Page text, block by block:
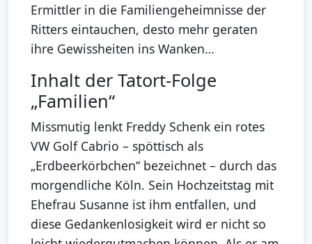
Ermittler in die Familiengeheimnisse der
Ritters eintauchen, desto mehr geraten
ihre Gewissheiten ins Wanken…
Inhalt der Tatort-Folge
„Familien“
Missmutig lenkt Freddy Schenk ein rotes
VW Golf Cabrio – spöttisch als
„Erdbeerkörbchen“ bezeichnet – durch das
morgendliche Köln. Sein Hochzeitstag mit
Ehefrau Susanne ist ihm entfallen, und
diese Gedankenlosigkeit wird er nicht so